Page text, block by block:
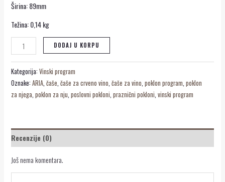
Širina: 89mm
Težina: 0,14 kg
DODAJ U KORPU
Kategorija: Vinski program
Oznake: ARIA, čaše čaše za crveno vino čaše za vino poklon program poklon
za njega poklon za nju poslovni pokloni praznični pokloni vinski program
Recenzije (0)
Još nema komentara.